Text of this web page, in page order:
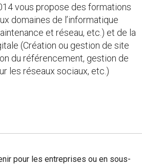
vous propose des formations
domaines de l’informatique
et réseau, etc.) et de la
(Création ou gestion de site
du référencement, gestion de
les réseaux sociaux, etc.)
pour les entreprises ou en sous-